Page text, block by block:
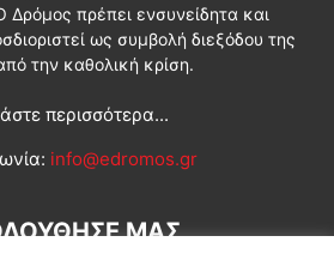
Δρόμος πρέπει ενσυνείδητα και
ως συμβολή διεξόδου της
την καθολική κρίση.
περισσότερα...
info@edromos.gr
ΜΑΣ